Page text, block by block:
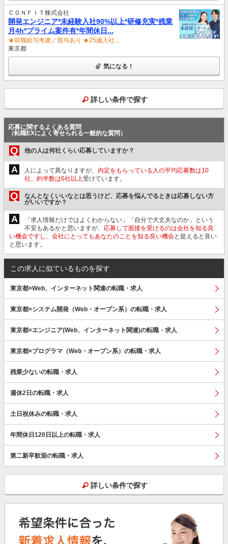
ＣＯＮＦＩＴ株式会社
開発エンジニア*未経験入社90%以上*研修充実*残業
月4h*プライム案件有*年間休日...
★前職給与考慮／賞与あり ★25歳入社...
東京都
気になる！
詳しい条件で探す
応募に関するよくある質問
（転職EXによく寄せられる一般的な質問）
Q 他の人は何社くらい応募していますか？
A 人によって異なりますが、 内定をもらっている人の平均応募数は10
社、約半数は6社以上受けています。
Q
なんとなくいいなとは思うけど、応募を悩んでるときは応募しない方
がいいですか？
A
「求人情報だけではよくわからない」「自分で大丈夫なのか」という
不安もあるかと思いますが、 応募して面接を受けるのは会社を知る良
い機会ですし、会社にとってもあなたのことを知る良い機会と捉えると良い
と思います。
この求人に似ているものを探す
東京都×Web、インターネット関連の転職・求人
東京都×システム開発（Web・オープン系）の転職・求人
東京都×エンジニア(Web、インターネット関連)の転職・求人
東京都×プログラマ（Web・オープン系）の転職・求人
残業少ないの転職・求人
週休2日の転職・求人
土日祝休みの転職・求人
年間休日120日以上の転職・求人
第二新卒歓迎の転職・求人
詳しい条件で探す